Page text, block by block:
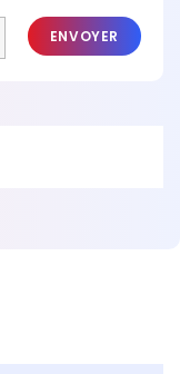
ENVOYER